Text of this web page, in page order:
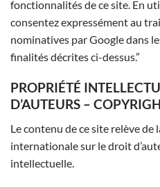
fonctionnalités de ce site. En
consentez expressément au
nominatives par Google dans
finalités décrites ci-dessus.”
PROPRIÉTÉ
D’AUTEURS –
Le contenu de ce site relève
internationale sur le droit
intellectuelle.